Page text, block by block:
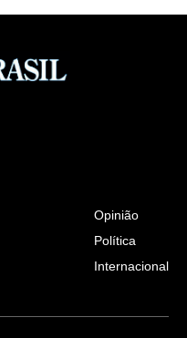
Opinião
Política
Internacional